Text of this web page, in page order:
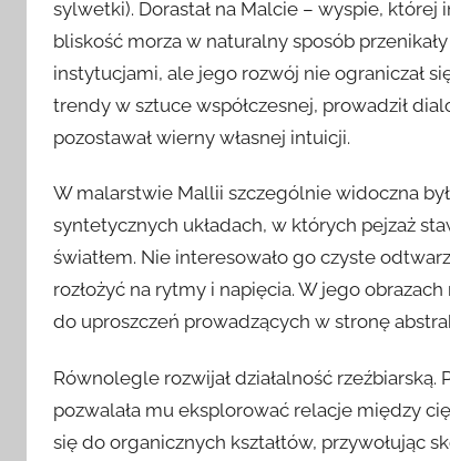
sylwetki). Dorastał na Malcie – wyspie,
bliskość morza w naturalny sposób
instytucjami, ale jego rozwój nie ograniczał
trendy w sztuce współczesnej, prowadził
pozostawał wierny własnej intuicji.
W malarstwie Mallii szczególnie widoczna
syntetycznych układach, w których pejzaż
światłem. Nie interesowało go czyste
rozłożyć na rytmy i napięcia. W jego
do uproszczeń prowadzących w stronę
Równolegle rozwijał działalność
pozwalała mu eksplorować relacje między
się do organicznych kształtów, przywołując